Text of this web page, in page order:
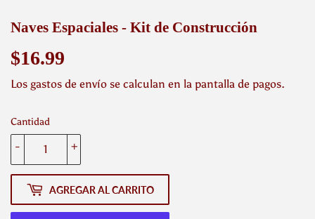
Naves Espaciales - Kit de Construcción
$16.99
Los gastos de envío se calculan en la pantalla de pagos.
Cantidad
+
-
AGREGAR AL CARRITO